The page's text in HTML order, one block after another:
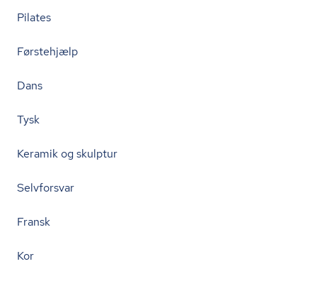
Pilates
Førstehjælp
Dans
Tysk
Keramik og skulptur
Selvforsvar
Fransk
Kor